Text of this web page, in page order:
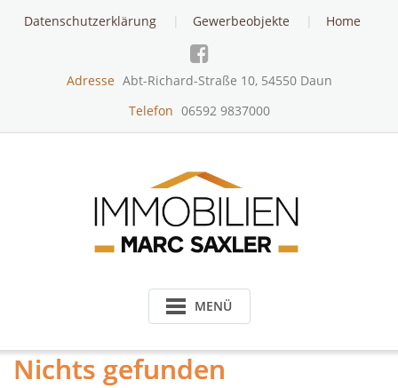
Datenschutzerklärung Gewerbeobjekte Home
Adresse Abt-Richard-Straße 10, 54550 Daun
Telefon 06592 9837000
MENÜ
Nichts gefunden